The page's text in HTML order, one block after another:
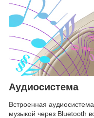
Аудиосистема
Встроенная
музыкой через Bluetooth